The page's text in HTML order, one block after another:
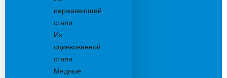
нержавеющей
стали
Из
оцинкованной
стали
Медные